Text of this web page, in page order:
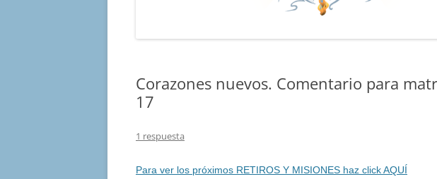
Corazones nuevos. Comentario para
17
1 respuesta
Para ver los próximos RETIROS Y MISIONES haz click AQUÍ